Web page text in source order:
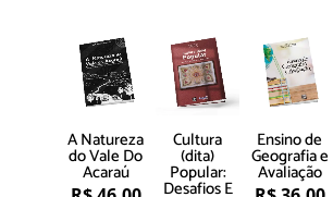
A Natureza
do Vale Do
Acaraú
Cultura
(dita)
Popular:
Desafios E
Ensino de
Geografia e
Avaliação